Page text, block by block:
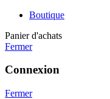
Boutique
Panier d'achats
Fermer
Connexion
Fermer